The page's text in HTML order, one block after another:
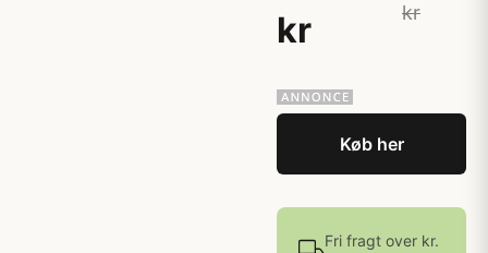
kr
kr
Køb her
Fri fragt over kr.